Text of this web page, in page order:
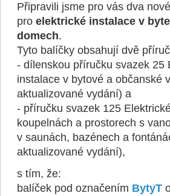
Připravili jsme pro vás dva
pro elektrické instalace v
domech.
Tyto balíčky obsahují dvě
- dílenskou příručku svazek 25
instalace v bytové a občanské
aktualizované vydání) a
- příručku svazek 125
koupelnách a prostorech s
v saunách, bazénech a
aktualizované vydání),
s tím, že:
balíček pod označením BytyT